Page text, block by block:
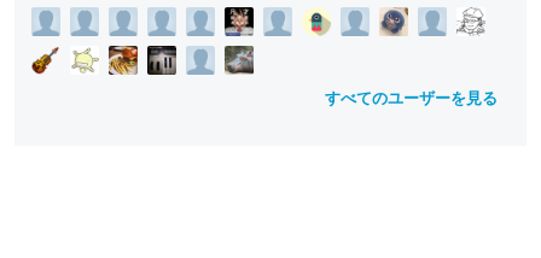
すべてのユーザーを見る